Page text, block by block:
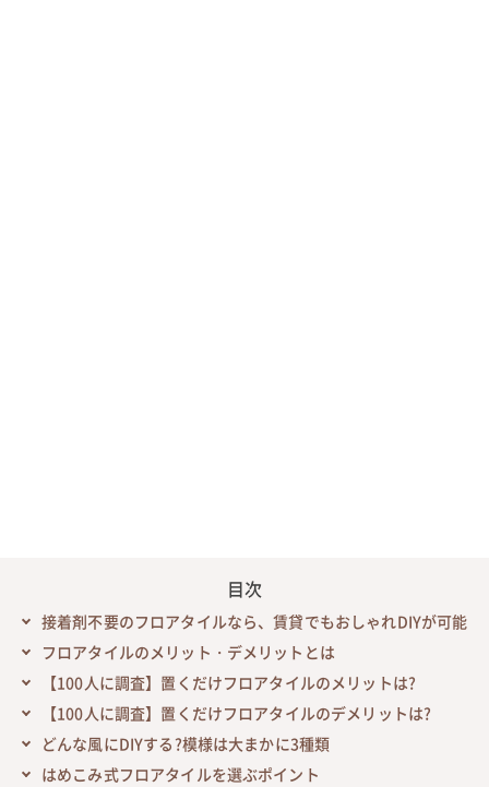
目次
接着剤不要のフロアタイルなら、賃貸でもおしゃれDIYが可能
フロアタイルのメリット・デメリットとは
【100人に調査】置くだけフロアタイルのメリットは?
【100人に調査】置くだけフロアタイルのデメリットは?
どんな風にDIYする?模様は大まかに3種類
はめこみ式フロアタイルを選ぶポイント